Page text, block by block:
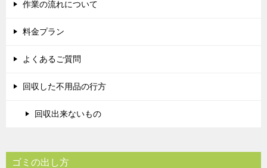
作業の流れについて
料金プラン
よくあるご質問
回収した不用品の行方
回収出来ないもの
ゴミの出し方